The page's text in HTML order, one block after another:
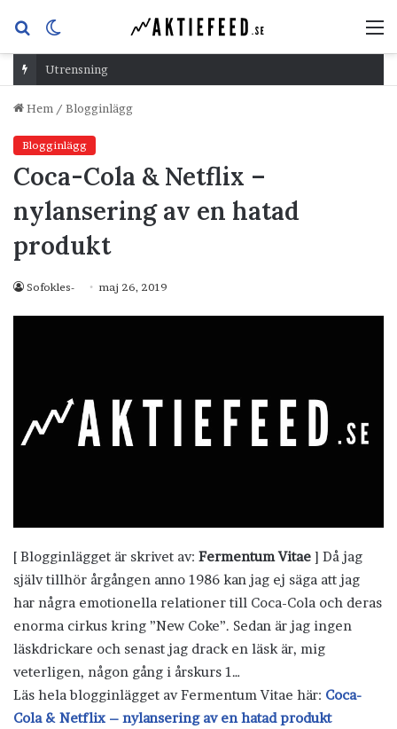
Sök
efterskin
Utrensning
Hem / Blogginlägg
Blogginlägg
Coca-Cola & Netflix –
nylansering av en hatad
produkt
Sofokles- maj 26, 2019
[ Blogginlägget är skrivet av: Fermentum Vitae ] Då jag
själv tillhör årgången anno 1986 kan jag ej säga att jag
har några emotionella relationer till Coca-Cola och deras
enorma cirkus kring ”New Coke”. Sedan är jag ingen
läskdrickare och senast jag drack en läsk är, mig
veterligen, någon gång i årskurs 1…
Läs hela blogginlägget av Fermentum Vitae här: Coca-
Cola & Netflix – nylansering av en hatad produkt